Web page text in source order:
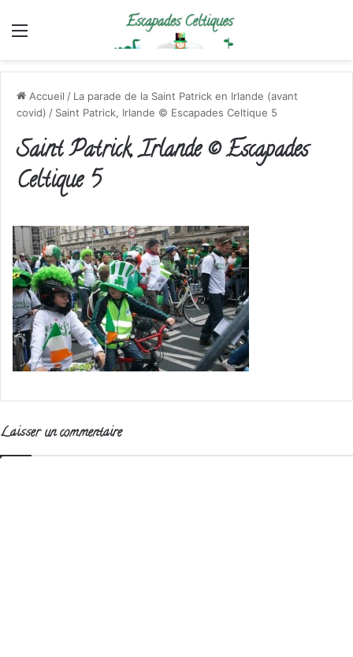
Menu
Accueil / La parade de la Saint Patrick en Irlande (avant
covid) / Saint Patrick, Irlande © Escapades Celtique 5
Saint Patrick, Irlande © Escapades
Celtique 5
Laisser un commentaire